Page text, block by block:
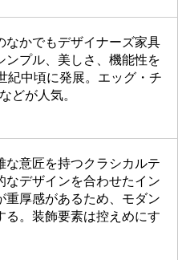
なかでもデザイナーズ家具
ンプル、美しさ、機能性を
紀中頃に発展。エッグ・チ
どが人気。
な意匠を持つクラシカルテ
なデザインを合わせたイン
重厚感があるため、モダン
る。装飾要素は控えめにす